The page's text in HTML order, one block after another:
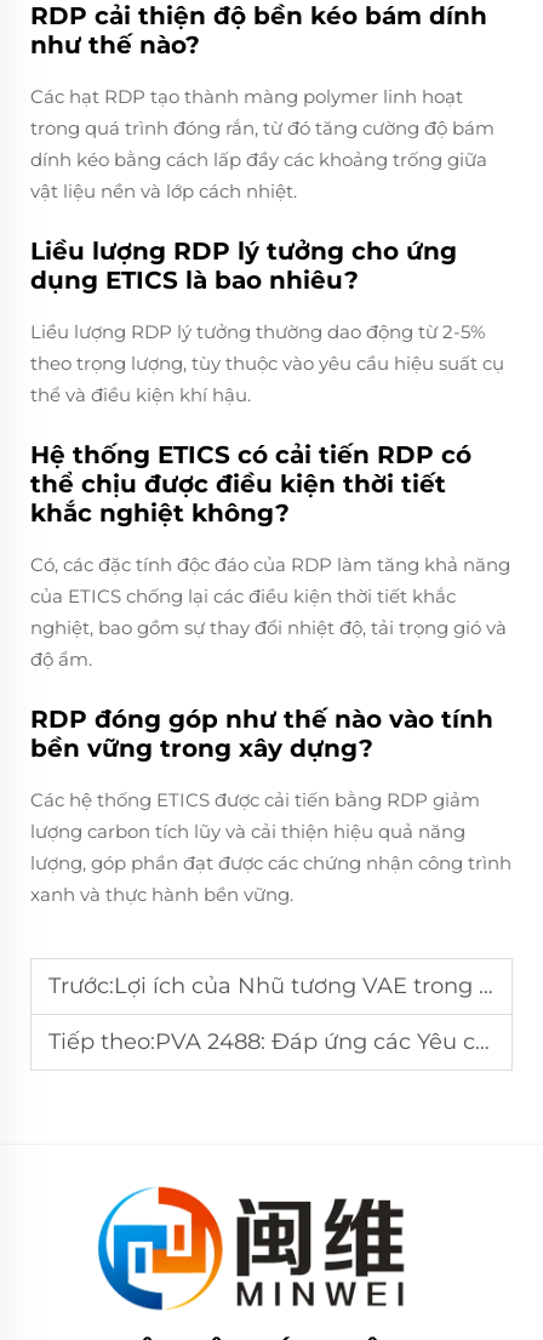
RDP cải thiện độ bền kéo bám dính
như thế nào?
Các hạt RDP tạo thành màng polymer linh hoạt
trong quá trình đóng rắn, từ đó tăng cường độ bám
dính kéo bằng cách lấp đầy các khoảng trống giữa
vật liệu nền và lớp cách nhiệt.
Liều lượng RDP lý tưởng cho ứng
dụng ETICS là bao nhiêu?
Liều lượng RDP lý tưởng thường dao động từ 2-5%
theo trọng lượng, tùy thuộc vào yêu cầu hiệu suất cụ
thể và điều kiện khí hậu.
Hệ thống ETICS có cải tiến RDP có
thể chịu được điều kiện thời tiết
khắc nghiệt không?
Có, các đặc tính độc đáo của RDP làm tăng khả năng
của ETICS chống lại các điều kiện thời tiết khắc
nghiệt, bao gồm sự thay đổi nhiệt độ, tải trọng gió và
độ ẩm.
RDP đóng góp như thế nào vào tính
bền vững trong xây dựng?
Các hệ thống ETICS được cải tiến bằng RDP giảm
lượng carbon tích lũy và cải thiện hiệu quả năng
lượng, góp phần đạt được các chứng nhận công trình
xanh và thực hành bền vững.
Trước:Lợi ích của Nhũ tương VAE trong Mực in Dựa trên Nước
Tiếp theo:PVA 2488: Đáp ứng các Yêu cầu của Tiêu Chuẩn Bao Bì Nghiêm Ngặt